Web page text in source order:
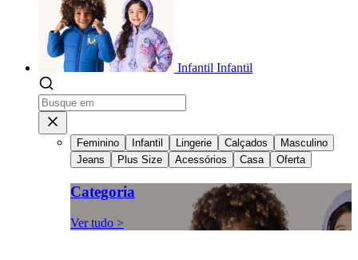
Infantil Infantil
Feminino Infantil Lingerie Calçados
Masculino
Jeans
Plus Size Acessórios Casa Oferta
Categoria
Ver tudo >